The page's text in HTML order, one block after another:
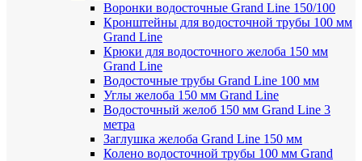
Воронки водосточные Grand Line 150/100
Кронштейны для водосточной трубы 100 мм
Grand Line
Крюки для водосточного желоба 150 мм
Grand Line
Водосточные трубы Grand Line 100 мм
Углы желоба 150 мм Grand Line
Водосточный желоб 150 мм Grand Line 3
метра
Заглушка желоба Grand Line 150 мм
Колено водосточной трубы 100 мм Grand